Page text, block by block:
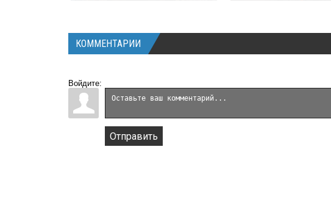
КОММЕНТАРИИ
Войдите:
Отправить